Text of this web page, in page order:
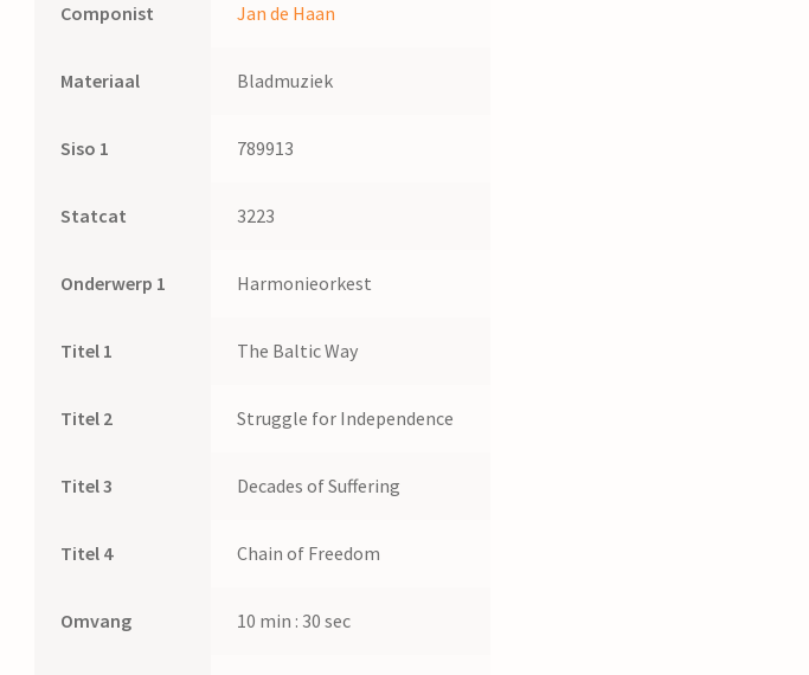
Componist Jan de Haan
Materiaal Bladmuziek
Siso 1 789913
Statcat 3223
Onderwerp 1 Harmonieorkest
Titel 1 The Baltic Way
Titel 2 Struggle for Independence
Titel 3 Decades of Suffering
Titel 4 Chain of Freedom
Omvang 10 min : 30 sec